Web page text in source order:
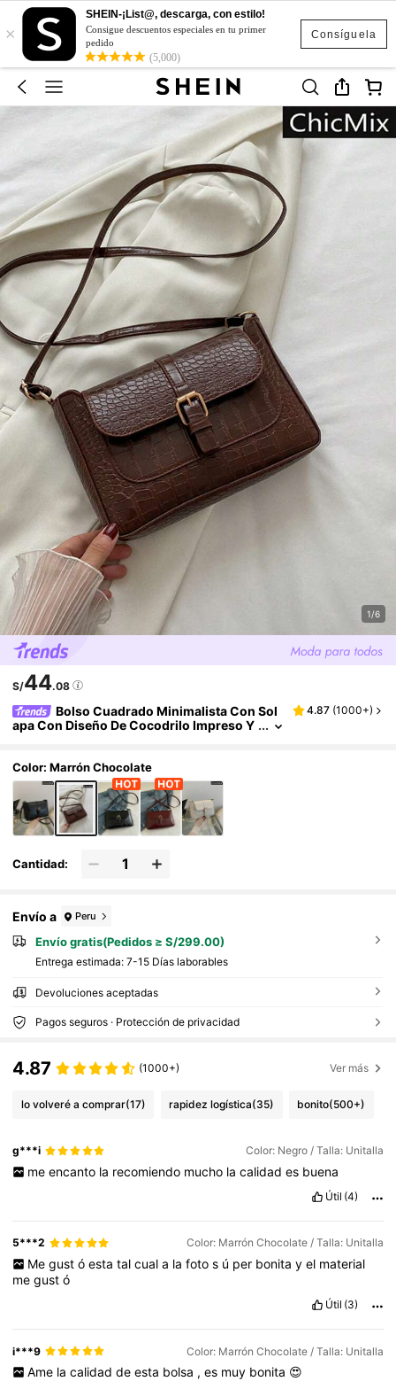
Consíguela
×
SHEIN-¡List@, descarga, con estilo!
Consigue descuentos especiales en tu primer
pedido
(5,000)
1/6
S/44.08
Bolso Cuadrado Minimalista Con Sol
apa Con Diseño De Cocodrilo Impreso Y
illa Decorativa
4.87 (1000+)
Color: Marrón Chocolate
Cantidad:
Envío a Peru
Envío gratis(Pedidos ≥ S/299.00)
Entrega estimada: 7-15 Días laborables
Devoluciones aceptadas
Pagos seguros · Protección de privacidad
4.87 (1000+) Ver más
lo volveré a comprar(17) rapidez logística(35) bonito(500+)
g***i Color: Negro / Talla: Unitalla
me encanto la recomiendo mucho la calidad es buena
Útil (4)
5***2 Color: Marrón Chocolate / Talla: Unitalla
Me gust ó esta tal cual a la foto s ú per bonita y el material
megustó
Útil (3)
i***9 Color: Marrón Chocolate / Talla: Unitalla
Ame la calidad de esta bolsa , es muy bonita 😍